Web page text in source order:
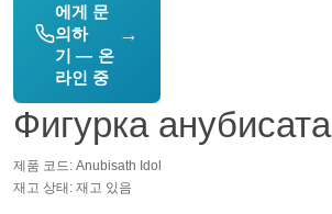
에게 문
의하
기 — 온
라인 중
→
Фигурка анубисата
제품 코드: Anubisath Idol
재고 상태: 재고 있음